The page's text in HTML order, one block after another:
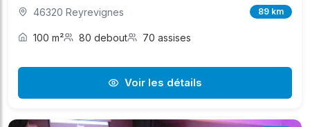
46320 Reyrevignes 89 km
100 m² 80 debout 70 assises
Voir les détails